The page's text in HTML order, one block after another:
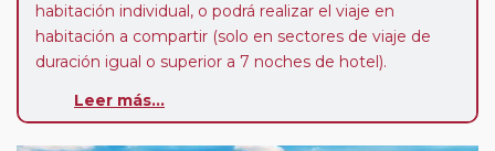
habitación individual, o podrá realizar el viaje en
habitación a compartir (solo en sectores de viaje de
duración igual o superior a 7 noches de hotel).
Paradas en Ruta:
Leer más...